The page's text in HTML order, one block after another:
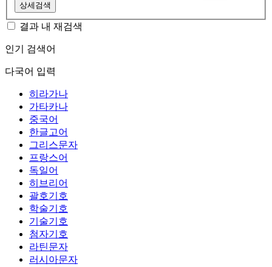
상세검색
결과 내 재검색
인기 검색어
다국어 입력
히라가나
가타카나
중국어
한글고어
그리스문자
프랑스어
독일어
히브리어
괄호기호
학술기호
기술기호
첨자기호
라틴문자
러시아문자